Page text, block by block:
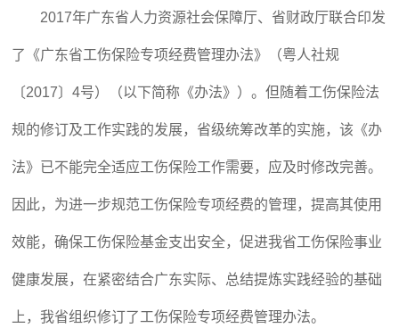
2017年广东省人力资源社会保障厅、省财政厅联合印发
了《广东省工伤保险专项经费管理办法》（粤人社规
〔2017〕4号）（以下简称《办法》）。但随着工伤保险法
规的修订及工作实践的发展，省级统筹改革的实施，该《办
法》已不能完全适应工伤保险工作需要，应及时修改完善。
因此，为进一步规范工伤保险专项经费的管理，提高其使用
效能，确保工伤保险基金支出安全，促进我省工伤保险事业
健康发展，在紧密结合广东实际、总结提炼实践经验的基础
上，我省组织修订了工伤保险专项经费管理办法。